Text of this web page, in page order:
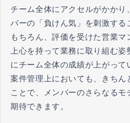
チーム全体にアクセルがかかり
バーの「負けん気」を刺激する
もちろん、評価を受けた営業マ
上心を持って業務に取り組む
にチーム全体の成績が上がって
案件管理上においても、きちん
ことで、メンバーのさらなる
期待できます。